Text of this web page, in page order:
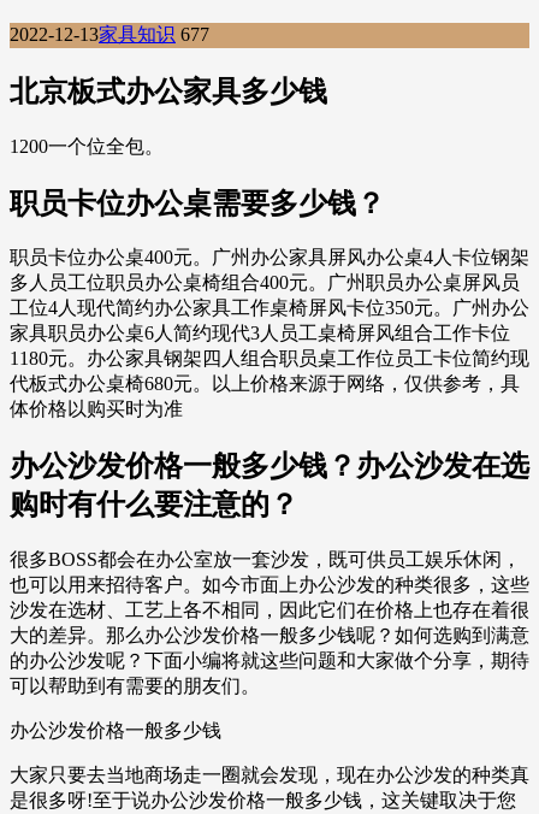
2022-12-13家具知识 677
北京板式办公家具多少钱
1200一个位全包。
职员卡位办公桌需要多少钱？
职员卡位办公桌400元。广州办公家具屏风办公桌4人卡位钢架
多人员工位职员办公桌椅组合400元。广州职员办公桌屏风员
工位4人现代简约办公家具工作桌椅屏风卡位350元。广州办公
家具职员办公桌6人简约现代3人员工桌椅屏风组合工作卡位
1180元。办公家具钢架四人组合职员桌工作位员工卡位简约现
代板式办公桌椅680元。以上价格来源于网络，仅供参考，具
体价格以购买时为准
办公沙发价格一般多少钱？办公沙发在选
购时有什么要注意的？
很多BOSS都会在办公室放一套沙发，既可供员工娱乐休闲，
也可以用来招待客户。如今市面上办公沙发的种类很多，这些
沙发在选材、工艺上各不相同，因此它们在价格上也存在着很
大的差异。那么办公沙发价格一般多少钱呢？如何选购到满意
的办公沙发呢？下面小编将就这些问题和大家做个分享，期待
可以帮助到有需要的朋友们。
办公沙发价格一般多少钱
大家只要去当地商场走一圈就会发现，现在办公沙发的种类真
是很多呀!至于说办公沙发价格一般多少钱，这关键取决于您